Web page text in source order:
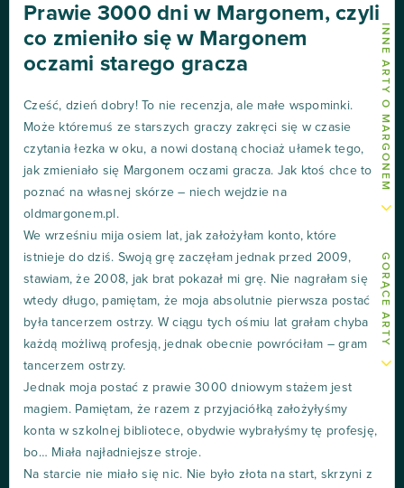
INNE ARTY O MARGONEM
GORĄCE ARTY
Prawie 3000 dni w Margonem, czyli
co zmieniło się w Margonem
oczami starego gracza
Cześć, dzień dobry! To nie recenzja, ale małe wspominki.
Może któremuś ze starszych graczy zakręci się w czasie
czytania łezka w oku, a nowi dostaną chociaż ułamek tego,
jak zmieniało się Margonem oczami gracza. Jak ktoś chce to
poznać na własnej skórze – niech wejdzie na
oldmargonem.pl.
We wrześniu mija osiem lat, jak założyłam konto, które
istnieje do dziś. Swoją grę zaczęłam jednak przed 2009,
stawiam, że 2008, jak brat pokazał mi grę. Nie nagrałam się
wtedy długo, pamiętam, że moja absolutnie pierwsza postać
była tancerzem ostrzy. W ciągu tych ośmiu lat grałam chyba
każdą możliwą profesją, jednak obecnie powróciłam – gram
tancerzem ostrzy.
Jednak moja postać z prawie 3000 dniowym stażem jest
magiem. Pamiętam, że razem z przyjaciółką założyłyśmy
konta w szkolnej bibliotece, obydwie wybrałyśmy tę profesję,
bo… Miała najładniejsze stroje.
Na starcie nie miało się nic. Nie było złota na start, skrzyni z